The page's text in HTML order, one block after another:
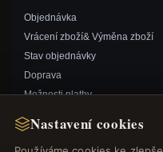
Nastavení cookies
Objednávka
Vrácení zboží& Výměna zboží
Stav objednávky
Doprava
Možnosti platby
Kontaktujte nás